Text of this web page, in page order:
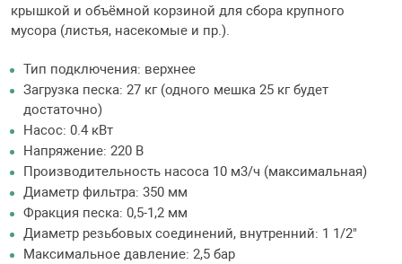
крышкой и объёмной корзиной для сбора крупного
мусора (листья, насекомые и пр.).
Тип подключения: верхнее
Загрузка песка: 27 кг (одного мешка 25 кг будет
достаточно)
Насос: 0.4 кВт
Напряжение: 220 В
Производительность насоса 10 м3/ч (максимальная)
Диаметр фильтра: 350 мм
Фракция песка: 0,5-1,2 мм
Диаметр резьбовых соединений, внутренний: 1 1/2"
Максимальное давление: 2,5 бар